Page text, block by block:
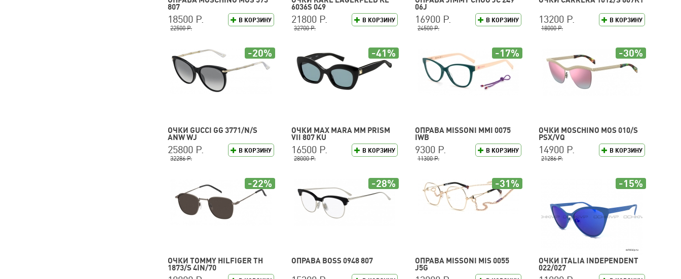
807
В КОРЗИНУ
18500 Р.
22500 Р.
6036S 049
В КОРЗИНУ
21800 Р.
32700 Р.
06J
В КОРЗИНУ
16900 Р.
24500 Р.
В КОРЗИНУ
13200 Р.
18000 Р.
ОЧКИ GUCCI GG 3771/N/S
ANW WJ
В КОРЗИНУ
25800 Р.
32286 Р.
-20%
ОЧКИ MAX MARA MM PRISM
VII 807 KU
В КОРЗИНУ
16500 Р.
28000 Р.
-41%
ОПРАВА MISSONI MMI 0075
IWB
В КОРЗИНУ
9300 Р.
11300 Р.
-17%
ОЧКИ MOSCHINO MOS 010/S
PSX/VQ
В КОРЗИНУ
14900 Р.
21286 Р.
-30%
ОЧКИ TOMMY HILFIGER TH
1873/S 4IN/70
-22%
ОПРАВА BOSS 0948 807
-28%
ОПРАВА MISSONI MIS 0055
J5G
-31%
ОЧКИ ITALIA INDEPENDENT
022/027
-15%